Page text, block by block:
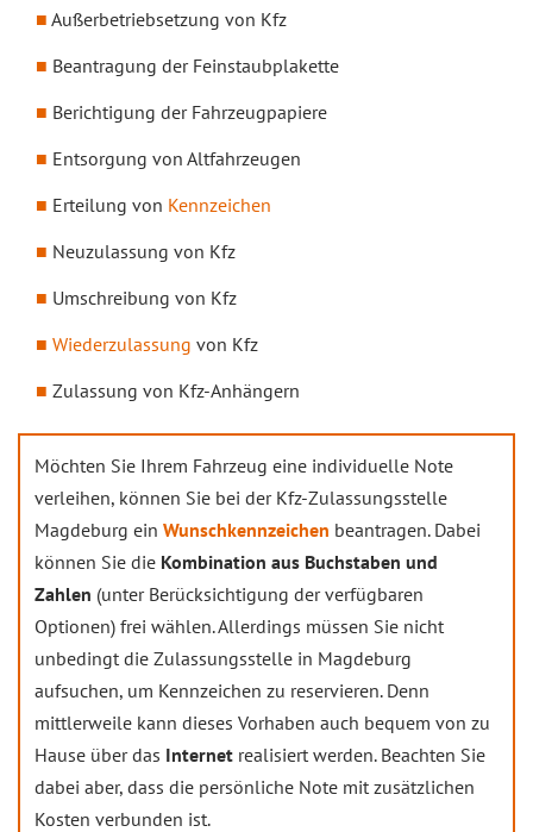
Außerbetriebsetzung von Kfz
Beantragung der Feinstaubplakette
Berichtigung der Fahrzeugpapiere
Entsorgung von Altfahrzeugen
Erteilung von Kennzeichen
Neuzulassung von Kfz
Umschreibung von Kfz
Wiederzulassung von Kfz
Zulassung von Kfz-Anhängern
Möchten Sie Ihrem Fahrzeug eine individuelle Note
verleihen, können Sie bei der Kfz-Zulassungsstelle
Magdeburg ein Wunschkennzeichen beantragen. Dabei
können Sie die Kombination aus Buchstaben und
Zahlen (unter Berücksichtigung der verfügbaren
Optionen) frei wählen. Allerdings müssen Sie nicht
unbedingt die Zulassungsstelle in Magdeburg
aufsuchen, um Kennzeichen zu reservieren. Denn
mittlerweile kann dieses Vorhaben auch bequem von zu
Hause über das Internet realisiert werden. Beachten Sie
dabei aber, dass die persönliche Note mit zusätzlichen
Kosten verbunden ist.